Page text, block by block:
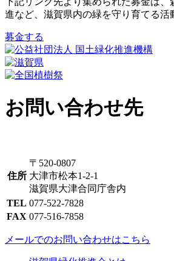
進など、滋賀県内の緑を守り育てる活
募金する
お問い合わせ先
住所
〒520-0807
大津市松本1-2-1
滋賀県大津合同庁舎内
TEL 077-522-7828
FAX 077-516-7858
メールでのお問い合わせはこちら